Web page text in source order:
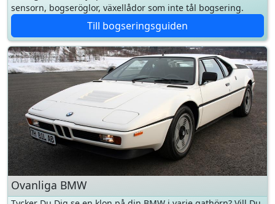
Ovanliga BMW
Tycker Du Dig se en klon på din BMW i varje gathörn? Vill Du
ha något som inte finns i var och varannat garage? Ta en titt
på avdelningen med Ovanliga BMW för en framtida
önskelista...